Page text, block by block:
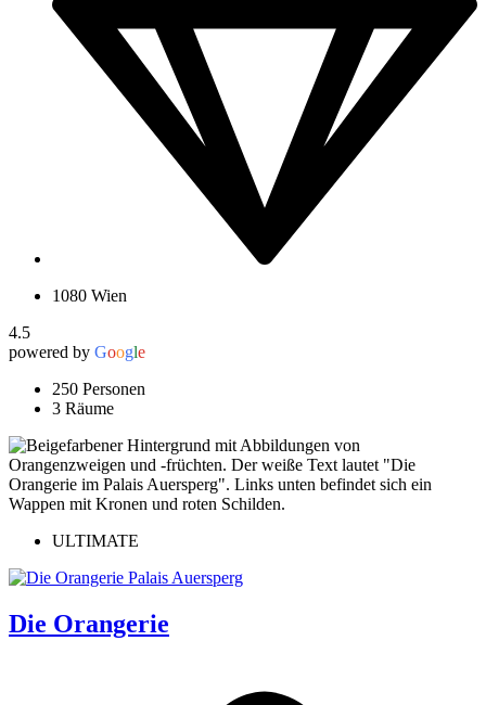
1080 Wien
4.5
powered by Google
250 Personen
3 Räume
ULTIMATE
Die Orangerie